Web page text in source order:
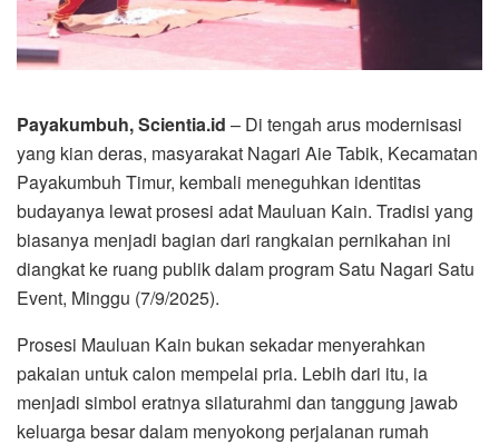
Payakumbuh, Scientia.id – Di tengah arus modernisasi
yang kian deras, masyarakat Nagari Aie Tabik, Kecamatan
Payakumbuh Timur, kembali meneguhkan identitas
budayanya lewat prosesi adat Mauluan Kain. Tradisi yang
biasanya menjadi bagian dari rangkaian pernikahan ini
diangkat ke ruang publik dalam program Satu Nagari Satu
Event, Minggu (7/9/2025).
Prosesi Mauluan Kain bukan sekadar menyerahkan
pakaian untuk calon mempelai pria. Lebih dari itu, ia
menjadi simbol eratnya silaturahmi dan tanggung jawab
keluarga besar dalam menyokong perjalanan rumah